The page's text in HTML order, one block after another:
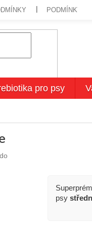
PODMÍNKY
pro psy
psy